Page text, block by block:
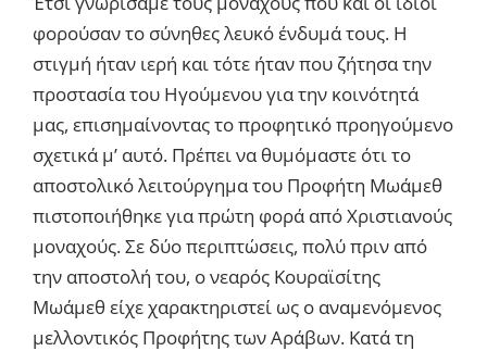
φορούσαν το σύνηθες λευκό ένδυμά τους. Η
στιγμή ήταν ιερή και τότε ήταν που ζήτησα την
προστασία του Ηγούμενου για την κοινότητά
μας, επισημαίνοντας το προφητικό προηγούμενο
σχετικά μ’ αυτό. Πρέπει να θυμόμαστε ότι το
αποστολικό λειτούργημα του Προφήτη Μωάμεθ
πιστοποιήθηκε για πρώτη φορά από Χριστιανούς
μοναχούς. Σε δύο περιπτώσεις, πολύ πριν από
την αποστολή του, ο νεαρός Κουραϊσίτης
Μωάμεθ είχε χαρακτηριστεί ως ο αναμενόμενος
μελλοντικός Προφήτης των Αράβων. Κατά τη